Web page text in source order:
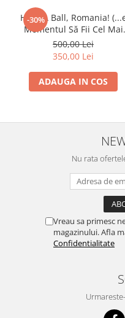
-30%
Have A Ball, Romania!
Momentul Să Fii Cel Mai
Bun!), (Disc Vinil)
500,00 Lei
350,00 Lei
ADAUGA IN COS
Nu rata
Vreau sa primesc
magazinului. Afla
Confidentialitate